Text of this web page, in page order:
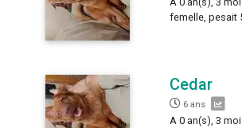
femelle, pesait
Cedar
6 ans
A 0 an(s), 3